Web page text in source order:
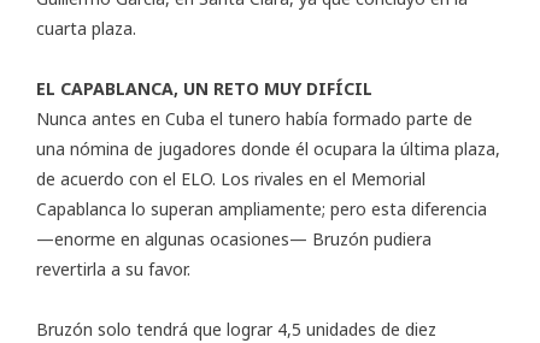
cuarta plaza.
EL CAPABLANCA, UN RETO MUY DIFÍCIL
Nunca antes en Cuba el tunero había formado parte de
una nómina de jugadores donde él ocupara la última plaza,
de acuerdo con el ELO. Los rivales en el Memorial
Capablanca lo superan ampliamente; pero esta diferencia
—enorme en algunas ocasiones— Bruzón pudiera
revertirla a su favor.
Bruzón solo tendrá que lograr 4,5 unidades de diez